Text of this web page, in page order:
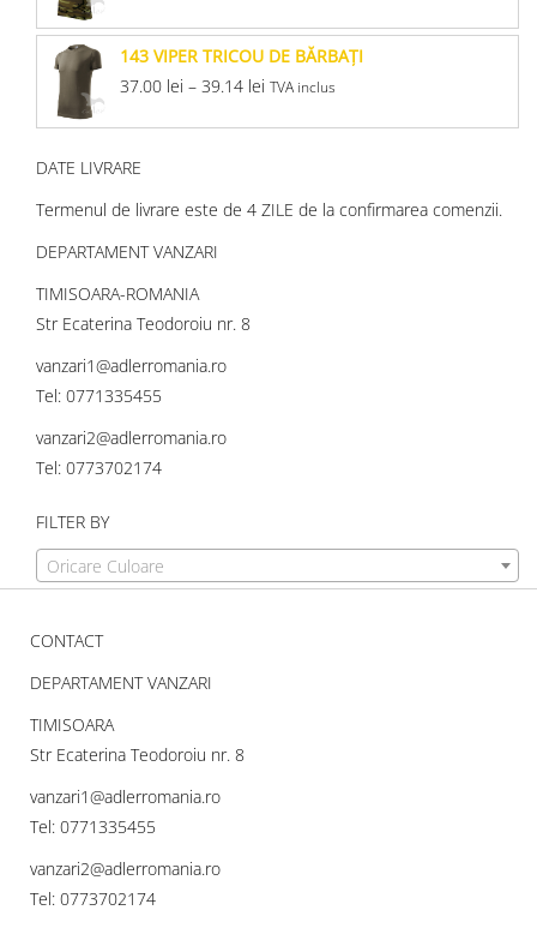
143 VIPER TRICOU DE BĂRBAŢI
37.00 lei – 39.14 lei TVA inclus
DATE LIVRARE
Termenul de livrare este de 4 ZILE de la confirmarea comenzii.
DEPARTAMENT VANZARI
TIMISOARA-ROMANIA
Str Ecaterina Teodoroiu nr. 8
vanzari1@adlerromania.ro
Tel: 0771335455
vanzari2@adlerromania.ro
Tel: 0773702174
FILTER BY
Oricare Culoare
CONTACT
DEPARTAMENT VANZARI
TIMISOARA
Str Ecaterina Teodoroiu nr. 8
vanzari1@adlerromania.ro
Tel: 0771335455
vanzari2@adlerromania.ro
Tel: 0773702174